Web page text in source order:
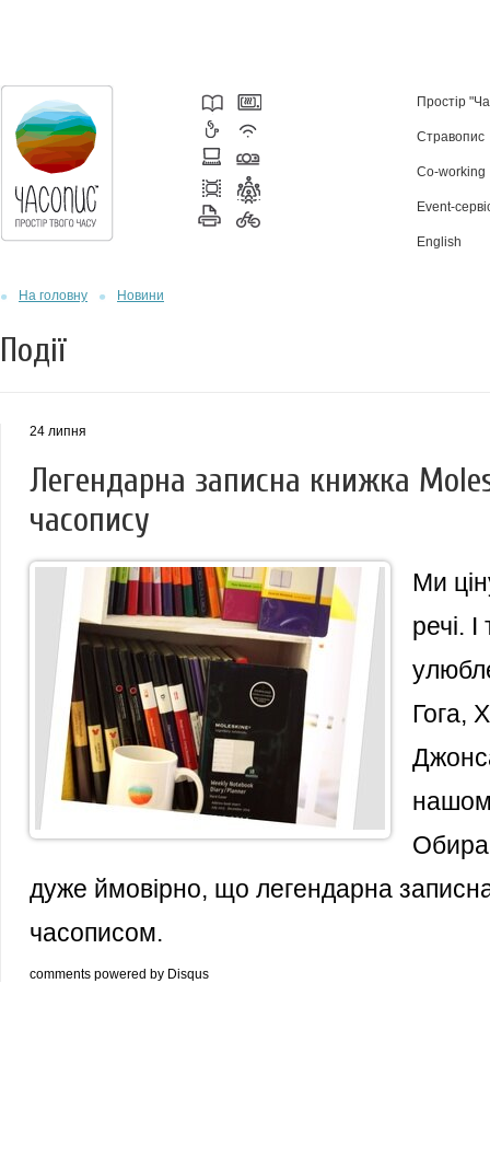
Простір
Стравопис
Co-working
Event-
English
На головну Новини
Події
24 липня
Легендарна записна книжка
часопису
Ми
речі.
Гога,
дуже ймовірно, що легендарна
часописом.
comments powered by Disqus